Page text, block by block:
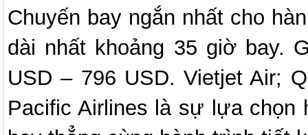
Chuyến bay ngắn nhất cho
dài nhất khoảng 35 giờ bay.
USD – 796 USD. Vietjet Air;
Pacific Airlines là sự lựa chọn